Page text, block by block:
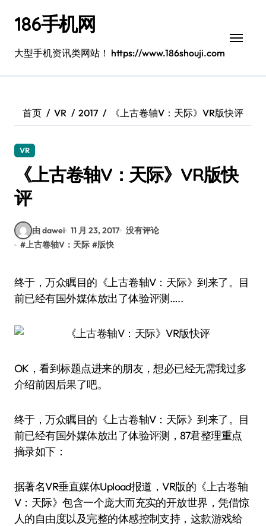
186手机网
大型手机资讯类网站！ https://www.186shouji.com
首页 VR 2017 《上古卷轴V：天际》VR版快评
VR
《上古卷轴V：天际》VR版快
评
由 dawei 11 月 23, 2017 没有评论
#上古卷轴V：天际 #版快
终于，万众瞩目的《上古卷轴V：天际》到来了。目
前已经有国外媒体放出了体验评测…..
OK，看到标题点进来的朋友，想必已经无需我过多
介绍前因后果了吧。
终于，万众瞩目的《上古卷轴V：天际》到来了。目
前已经有国外媒体放出了体验评测，87君整理重点
摘录如下：
据著名VR垂直媒体Upload报道，VR版的《上古卷轴
V：天际》包含一个庞大而充实的开放世界，凭借惊
人的自由度以及完整的体感控制支持，这款游戏给